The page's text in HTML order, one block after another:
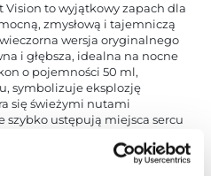
to wyjątkowy zapach dla
zmysłową i tajemniczą
wersja oryginalnego
i głębsza, idealna na nocne
o pojemności 50 ml,
symbolizuje eksplozję
się świeżymi nutami
ustępują miejsca sercu
charakter łączący
ciepłe, drzewne akordy z